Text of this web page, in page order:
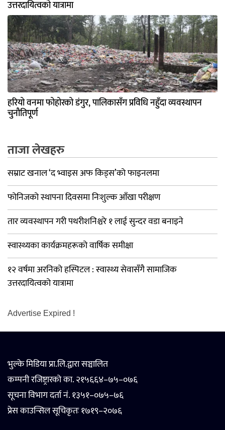
उत्तरदायित्वको यात्रामा
हरियो वनमा फोहोरको डंगुर, पालिकासँग प्रविधि नहुँदा व्यवस्थापन
चुनौतिपूर्ण
ताजा लेखहरु
सम्राट खनाल ‘द भ्वाइस अफ किड्स’को फाइनलमा
फोनिजको स्थापना दिवसमा निःशुल्क आँखा परीक्षण
तार व्यवस्थापन गरी पथरीशनिश्चरे १ लाई सुन्दर वडा बनाइने
स्वास्थ्यका कार्यक्रमहरूको वार्षिक समीक्षा
१२ वर्षमा अरनिको हस्पिटल : स्वास्थ्य सेवासँगै सामाजिक
उत्तरदायित्वको यात्रामा
Advertise Expired !
भुल्के मिडिया प्रा.लि.द्वारा सञ्चालित
कम्पनी रजिष्ट्रारको का. २१५६६४–७५–०७६
सूचना विभाग दर्ता नं. १३५१–०७५–७६
प्रेस काउन्सिल सूचिकृतः १७१९–२०७६